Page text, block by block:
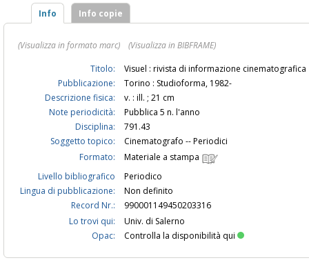
Info Info copie
(Visualizza in formato marc)
(Visualizza in BIBFRAME)
Titolo:
Visuel : rivista di informazione cinematografica
Pubblicazione:
Torino : Studioforma, 1982-
Descrizione fisica:
v. : ill. ; 21 cm
Note periodicità:
Pubblica 5 n. l'anno
Disciplina:
791.43
Soggetto topico:
Cinematografo -- Periodici
Formato:
Materiale a stampa
Livello bibliografico
Periodico
Lingua di pubblicazione:
Non definito
Record Nr.:
990001149450203316
Lo trovi qui:
Univ. di Salerno
Opac:
Controlla la disponibilità qui